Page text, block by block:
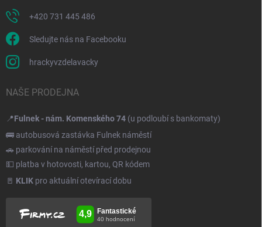
+420 731 445 486
Sledujte nás na Facebooku
hrackyvzdelavacky
NAŠE PRODEJNA
📍Fulnek - nám. Komenského 74 (u podloubí s bankomaty)
🚌 autobusová zastávka Fulnek náměstí
🚗 parkování na náměstí před prodejnou
💵 platba v hotovosti, kartou, QR kódem
🚪 KLIK pro aktuální otevírací dobu